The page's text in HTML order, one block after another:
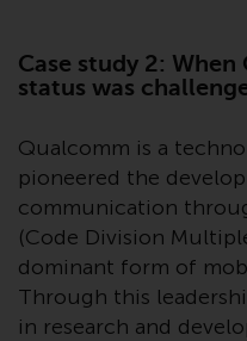
Ländern
solche
verstoßen
USA
Case study 2:
status was
Qualcomm is a
pioneered the
communication
(Code Division
dominant form of
Through this
in research and